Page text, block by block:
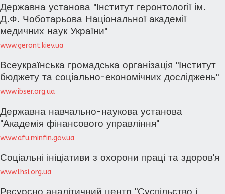
Державна установа "Інститут геронтології ім.
Д.Ф. Чоботарьова Національної академії
медичних наук України"
www.geront.kiev.ua
Всеукраїнська громадська організація "Інститут
бюджету та соціально-економічних досліджень"
www.ibser.org.ua
Державна навчально-наукова установа
"Академія фінансового управління"
www.afu.minfin.gov.ua
Соціальні ініціативи з охорони праці та здоров'я
www.lhsi.org.ua